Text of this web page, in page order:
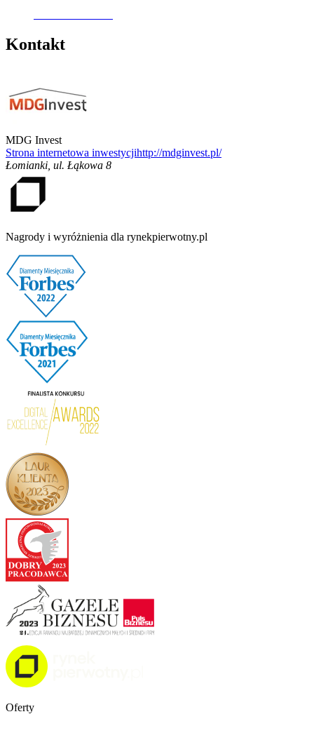
Kontakt
MDG Invest
Strona internetowa inwestycjihttp://mdginvest.pl/
Łomianki ul. Łąkowa 8
Nagrody i wyróżnienia dla rynekpierwotny.pl
Oferty